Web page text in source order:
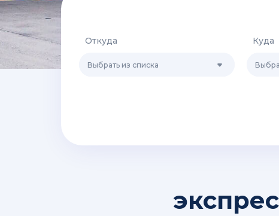
Откуда
Выбрать из списка
Куда